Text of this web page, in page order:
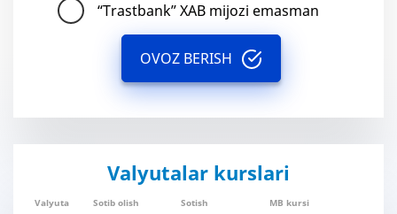
“Trastbank” XAB mijozi emasman
OVOZ BERISH
Valyutalar kurslari
Valyuta Sotib olish Sotish MB kursi